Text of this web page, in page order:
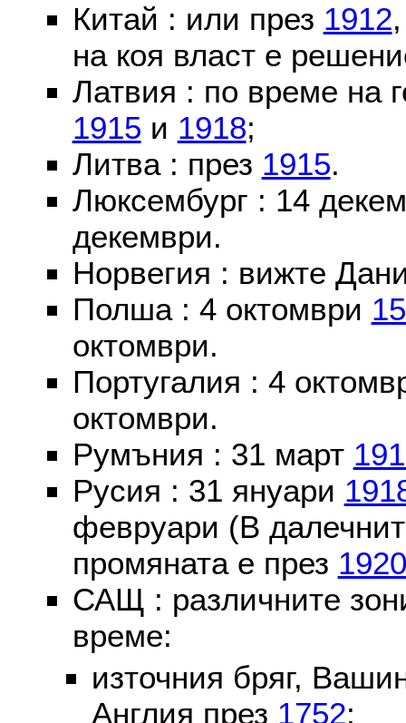
Китай : или през 1912
на коя власт е
Латвия : по време на
1915 и 1918;
Литва : през 1915.
Люксембург : 14
декември.
Норвегия : вижте
Полша : 4 октомври
октомври.
Португалия : 4
октомври.
Румъния : 31 март
Русия : 31 януари
февруари (В
промяната е през 1920
САЩ : различните
време:
източния бряг,
Англия през 1752;